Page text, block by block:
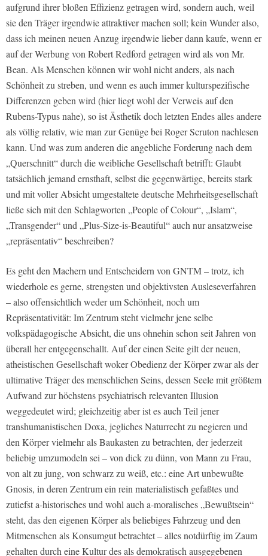
aufgrund ihrer bloßen Effizienz getragen wird, sondern auch, weil
sie den Träger irgendwie attraktiver machen soll; kein Wunder also,
dass ich meinen neuen Anzug irgendwie lieber dann kaufe, wenn er
auf der Werbung von Robert Redford getragen wird als von Mr.
Bean. Als Menschen können wir wohl nicht anders, als nach
Schönheit zu streben, und wenn es auch immer kulturspezifische
Differenzen geben wird (hier liegt wohl der Verweis auf den
Rubens-Typus nahe), so ist Ästhetik doch letzten Endes alles andere
als völlig relativ, wie man zur Genüge bei Roger Scruton nachlesen
kann. Und was zum anderen die angebliche Forderung nach dem
„Querschnitt“ durch die weibliche Gesellschaft betrifft: Glaubt
tatsächlich jemand ernsthaft, selbst die gegenwärtige, bereits stark
und mit voller Absicht umgestaltete deutsche Mehrheitsgesellschaft
ließe sich mit den Schlagworten „People of Colour“, „Islam“,
„Transgender“ und „Plus-Size-is-Beautiful“ auch nur ansatzweise
„repräsentativ“ beschreiben?
Es geht den Machern und Entscheidern von GNTM – trotz, ich
wiederhole es gerne, strengsten und objektivsten Ausleseverfahren
– also offensichtlich weder um Schönheit, noch um
Repräsentativität: Im Zentrum steht vielmehr jene selbe
volkspädagogische Absicht, die uns ohnehin schon seit Jahren von
überall her entgegenschallt. Auf der einen Seite gilt der neuen,
atheistischen Gesellschaft woker Obedienz der Körper zwar als der
ultimative Träger des menschlichen Seins, dessen Seele mit größtem
Aufwand zur höchstens psychiatrisch relevanten Illusion
weggedeutet wird; gleichzeitig aber ist es auch Teil jener
transhumanistischen Doxa, jegliches Naturrecht zu negieren und
den Körper vielmehr als Baukasten zu betrachten, der jederzeit
beliebig umzumodeln sei – von dick zu dünn, von Mann zu Frau,
von alt zu jung, von schwarz zu weiß, etc.: eine Art unbewußte
Gnosis, in deren Zentrum ein rein materialistisch gefaßtes und
zutiefst a-historisches und wohl auch a-moralisches „Bewußtsein“
steht, das den eigenen Körper als beliebiges Fahrzeug und den
Mitmenschen als Konsumgut betrachtet – alles notdürftig im Zaum
gehalten durch eine Kultur des als demokratisch ausgegebenen